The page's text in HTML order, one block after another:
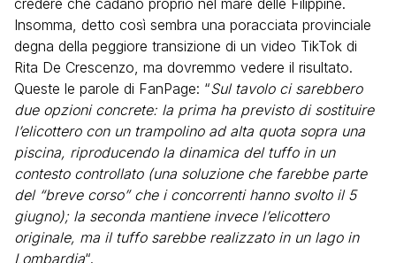
credere che cadano proprio nel mare delle Filippine.
Insomma, detto così sembra una poracciata provinciale
degna della peggiore transizione di un video TikTok di
Rita De Crescenzo, ma dovremmo vedere il risultato.
Queste le parole di FanPage: “Sul tavolo ci sarebbero
due opzioni concrete: la prima ha previsto di sostituire
l’elicottero con un trampolino ad alta quota sopra una
piscina, riproducendo la dinamica del tuffo in un
contesto controllato (una soluzione che farebbe parte
del “breve corso” che i concorrenti hanno svolto il 5
giugno); la seconda mantiene invece l’elicottero
originale, ma il tuffo sarebbe realizzato in un lago in
Lombardia“.